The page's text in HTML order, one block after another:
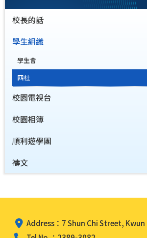
校長的話
學生組織
學生會
四社
校園電視台
校園相簿
順利遊學團
禱文
Address：7 Shun Chi Street,